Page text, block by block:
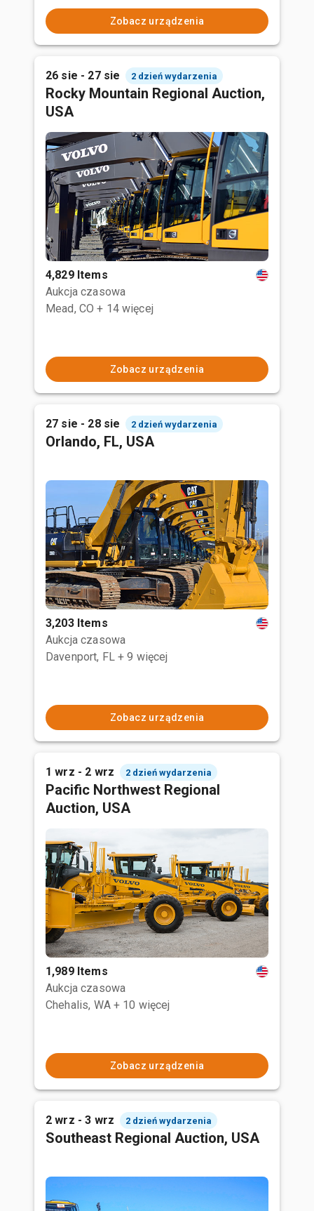
Zobacz urządzenia
26 sie - 27 sie 2 dzień wydarzenia
Rocky Mountain Regional Auction,
USA
4,829 Items
Aukcja czasowa
Mead, CO + 14 więcej
Zobacz urządzenia
27 sie - 28 sie 2 dzień wydarzenia
Orlando, FL, USA
3,203 Items
Aukcja czasowa
Davenport, FL + 9 więcej
Zobacz urządzenia
1 wrz - 2 wrz 2 dzień wydarzenia
Pacific Northwest Regional
Auction, USA
1,989 Items
Aukcja czasowa
Chehalis, WA + 10 więcej
Zobacz urządzenia
2 wrz - 3 wrz 2 dzień wydarzenia
Southeast Regional Auction, USA